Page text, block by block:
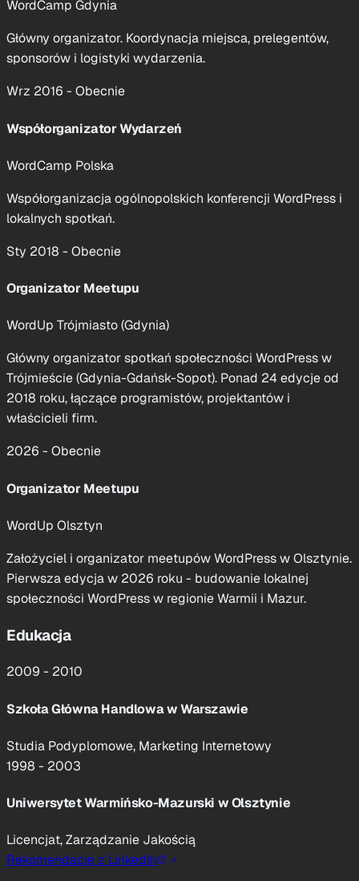
WordCamp Gdynia
Główny organizator. Koordynacja miejsca, prelegentów,
sponsorów i logistyki wydarzenia.
Wrz 2016 - Obecnie
Współorganizator Wydarzeń
WordCamp Polska
Współorganizacja ogólnopolskich konferencji WordPress i
lokalnych spotkań.
Sty 2018 - Obecnie
Organizator Meetupu
WordUp Trójmiasto (Gdynia)
Główny organizator spotkań społeczności WordPress w
Trójmieście (Gdynia-Gdańsk-Sopot). Ponad 24 edycje od
2018 roku, łączące programistów, projektantów i
właścicieli firm.
2026 - Obecnie
Organizator Meetupu
WordUp Olsztyn
Założyciel i organizator meetupów WordPress w Olsztynie.
Pierwsza edycja w 2026 roku - budowanie lokalnej
społeczności WordPress w regionie Warmii i Mazur.
Edukacja
2009 - 2010
Szkoła Główna Handlowa w Warszawie
Studia Podyplomowe, Marketing Internetowy
1998 - 2003
Uniwersytet Warmińsko-Mazurski w Olsztynie
Licencjat, Zarządzanie Jakością
Rekomendacje z LinkedIn
Karolina Czapla
Strateg Marketingowy, Performance & Digital Strategy
“Praca z Mariuszem przy WordCampie pokazała mi, jak
rzadko łączy się głębokie umiejętności techniczne z
z ogromną dbałością o szczegóły, a jednocześnie daje
Argert Boja
chciałby mieć: mocne kompetencje full‑stack WordPress,
nastawienie nawet pod presją. Sprawnie przechodzi
między wtycz...”
Pracowaliśmy razem przy projektach WordPress
Daniel Blossfeld